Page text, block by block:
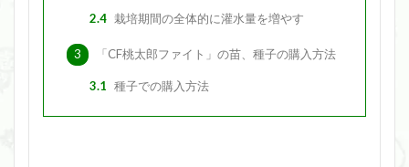
2.4 栽培期間の全体的に灌水量を増やす
3 「CF桃太郎ファイト」の苗、種子の購入方法
3.1 種子での購入方法